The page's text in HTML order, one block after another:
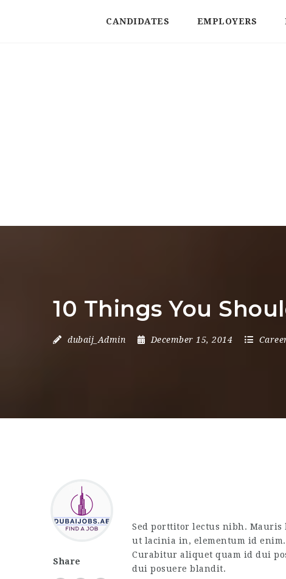
CANDIDATES EMPLOYERS
10 Things You
dubaij_Admin December 15, 2014
Share
Sed porttitor lectus nibh.
ut lacinia in, elementum id
Curabitur aliquet quam id dui
dui posuere blandit.